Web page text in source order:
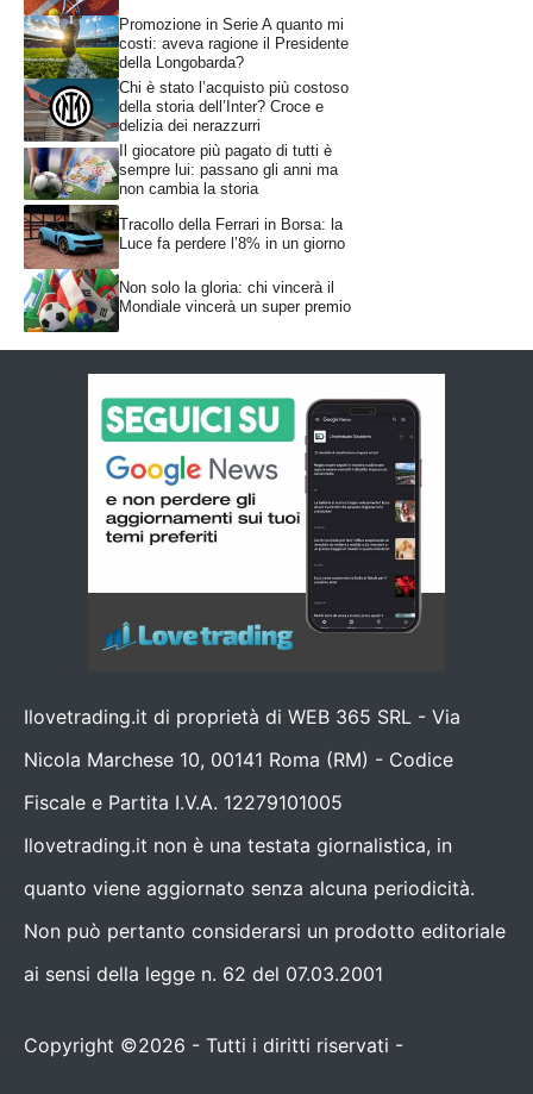
Promozione in Serie A quanto mi
costi: aveva ragione il Presidente
della Longobarda?
Chi è stato l’acquisto più costoso
della storia dell’Inter? Croce e
delizia dei nerazzurri
Il giocatore più pagato di tutti è
sempre lui: passano gli anni ma
non cambia la storia
Tracollo della Ferrari in Borsa: la
Luce fa perdere l’8% in un giorno
Non solo la gloria: chi vincerà il
Mondiale vincerà un super premio
Ilovetrading.it di proprietà di WEB 365 SRL - Via
Nicola Marchese 10, 00141 Roma (RM) - Codice
Fiscale e Partita I.V.A. 12279101005
Ilovetrading.it non è una testata giornalistica, in
quanto viene aggiornato senza alcuna periodicità.
Non può pertanto considerarsi un prodotto editoriale
ai sensi della legge n. 62 del 07.03.2001
Copyright ©2026 - Tutti i diritti riservati -